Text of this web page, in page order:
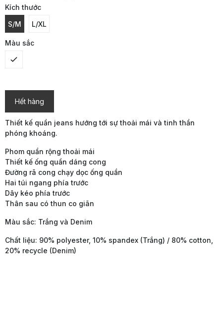
Kích thước
S/M
L/XL
Màu sắc
Hết hàng
Thiết kế quần jeans hướng tới sự thoải mái và tinh thần
phóng khoáng.
Phom quần rộng thoải mái
Thiết kế ống quần dáng cong
Đường rã cong chạy dọc ống quần
Hai túi ngang phía trước
Dây kéo phía trước
Thân sau có thun co giãn
Màu sắc: Trắng và Denim
Chất liệu: 90% polyester, 10% spandex (Trắng) / 80% cotton,
20% recycle (Denim)